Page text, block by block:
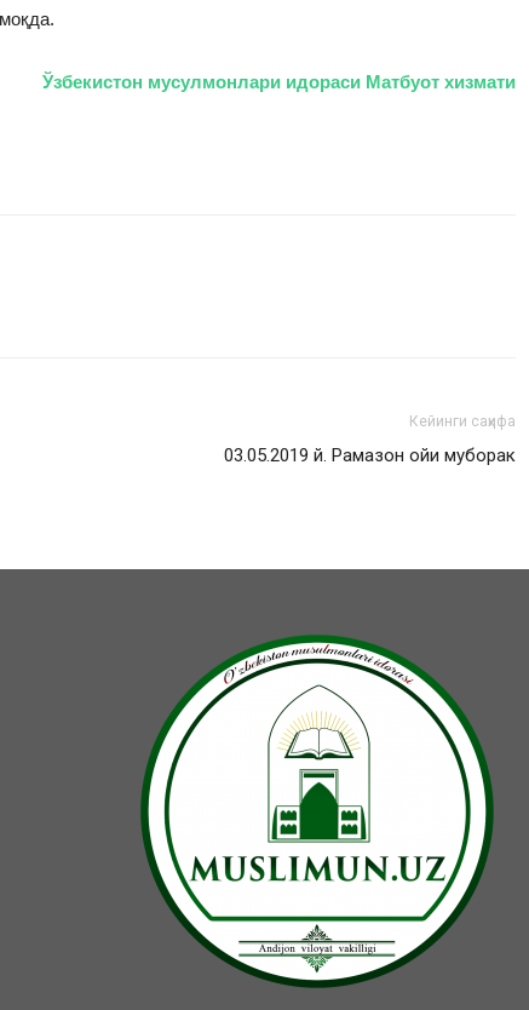
Ўзбекистон мусулмонлари идораси Матбуот хизмати
Кейинги саҳифа
03.05.2019 й. Рамазон ойи муборак